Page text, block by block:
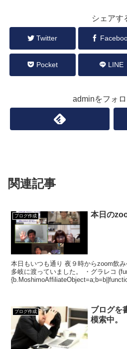
シェアす
Twitter
Pocket LINE
adminをフォ
関連記事
ブログ作成 本日の
本日もいつも通り 夜９時からzoom飲み会。 今日の話題は
多岐に渡っていました。 ・グラレコ (function(b,c,f,g,a,d,e)
ブログ作成
ブログを
模索中。